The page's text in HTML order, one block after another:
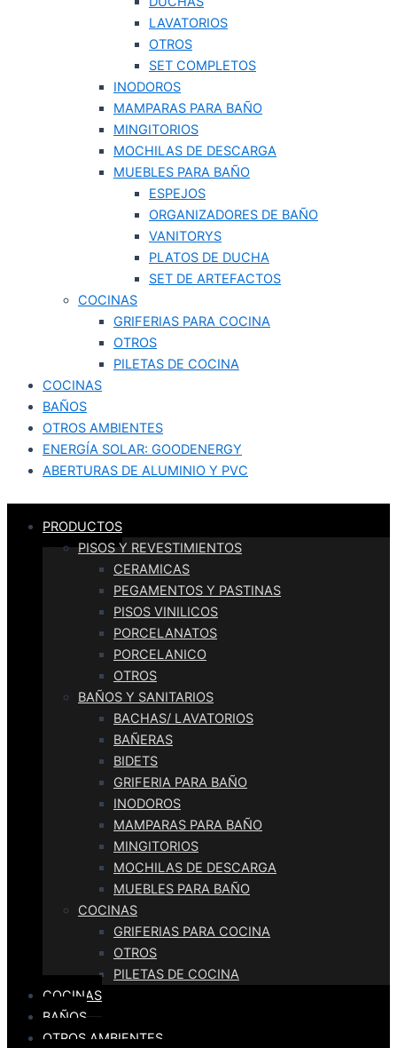
LAVATORIOS
OTROS
SET COMPLETOS
INODOROS
MAMPARAS PARA BAÑO
MINGITORIOS
MOCHILAS DE DESCARGA
MUEBLES PARA BAÑO
ESPEJOS
ORGANIZADORES DE BAÑO
VANITORYS
PLATOS DE DUCHA
SET DE ARTEFACTOS
COCINAS
GRIFERIAS PARA COCINA
OTROS
PILETAS DE COCINA
COCINAS
BAÑOS
OTROS AMBIENTES
ENERGÍA SOLAR: GOODENERGY
ABERTURAS DE ALUMINIO Y PVC
PRODUCTOS
PISOS Y REVESTIMIENTOS
CERAMICAS
PEGAMENTOS Y PASTINAS
PISOS VINILICOS
PORCELANATOS
PORCELANICO
OTROS
BAÑOS Y SANITARIOS
BACHAS/ LAVATORIOS
BAÑERAS
BIDETS
GRIFERIA PARA BAÑO
INODOROS
MAMPARAS PARA BAÑO
MINGITORIOS
MOCHILAS DE DESCARGA
MUEBLES PARA BAÑO
COCINAS
GRIFERIAS PARA COCINA
OTROS
PILETAS DE COCINA
COCINAS
BAÑOS
OTROS AMBIENTES